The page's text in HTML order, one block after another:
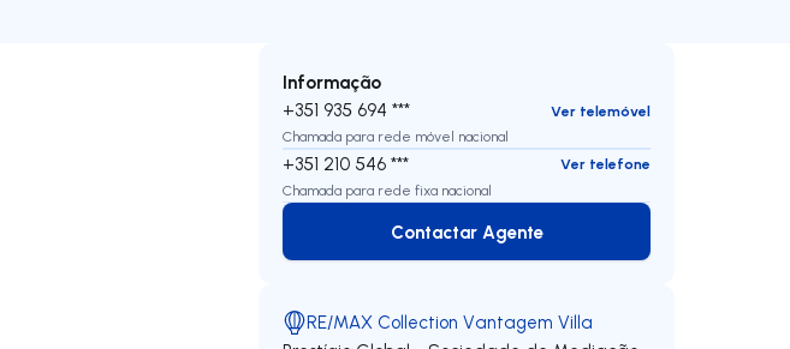
Informação
+351 935 694 ***
Ver telemóvel
Chamada para rede móvel nacional
+351 210 546 ***
Ver telefone
Chamada para rede fixa nacional
Contactar Agente
Contactar Agente
RE/MAX Collection Vantagem Villa